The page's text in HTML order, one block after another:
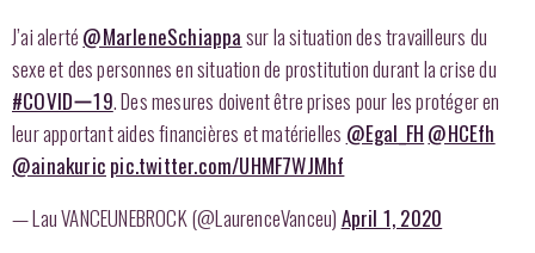
J’ai alerté @MarleneSchiappa sur la situation des travailleurs du
sexe et des personnes en situation de prostitution durant la crise du
#COVIDー19. Des mesures doivent être prises pour les protéger en
leur apportant aides financières et matérielles @Egal_FH @HCEfh
@ainakuric pic.twitter.com/UHMF7WJMhf
— Lau VANCEUNEBROCK (@LaurenceVanceu) April 1, 2020